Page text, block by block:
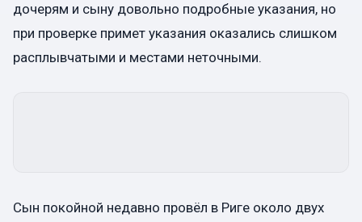
дочерям и сыну довольно подробные указания, но
при проверке примет указания оказались слишком
расплывчатыми и местами неточными.
Сын покойной недавно провёл в Риге около двух